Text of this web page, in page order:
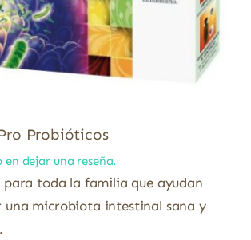
Probióticos
en dejar una reseña.
para toda la familia que ayudan
una microbiota intestinal sana y